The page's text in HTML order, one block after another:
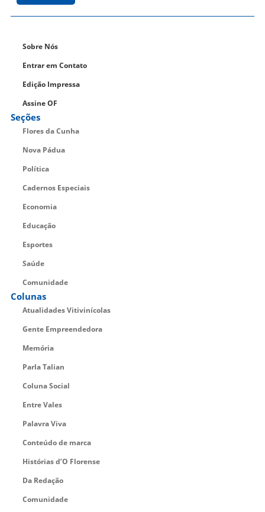
Sobre Nós
Entrar em Contato
Edição Impressa
Assine OF
Seções
Flores da Cunha
Nova Pádua
Política
Cadernos Especiais
Economia
Educação
Esportes
Saúde
Comunidade
Colunas
Atualidades Vitivinícolas
Gente Empreendedora
Memória
Parla Talian
Coluna Social
Entre Vales
Palavra Viva
Conteúdo de marca
Histórias d’O Florense
Da Redação
Comunidade